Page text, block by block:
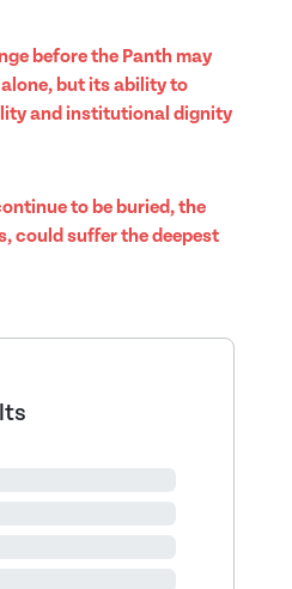
before the Panth may
but its ability to
and institutional dignity
to be buried, the
could suffer the deepest